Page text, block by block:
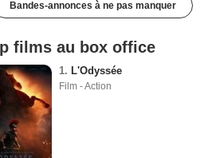
Bandes-annonces à ne pas manquer
films au box office
1. L'Odyssée
Film - Action